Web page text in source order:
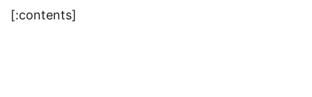
[:contents]